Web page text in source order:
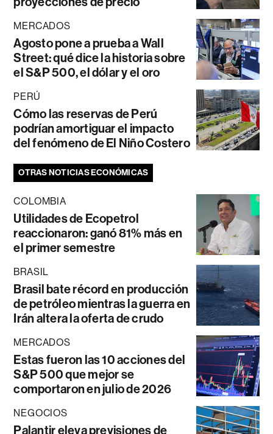
MERCADOS
Agosto pone a prueba a Wall
Street: qué dice la historia sobre
el S&P 500, el dólar y el oro
PERÚ
Cómo las reservas de Perú
podrían amortiguar el impacto
del fenómeno de El Niño Costero
OTRAS NOTICIAS ECONÓMICAS
COLOMBIA
Utilidades de Ecopetrol
reaccionaron: ganó 81% más en
el primer semestre
BRASIL
Brasil bate récord en producción
de petróleo mientras la guerra en
Irán altera la oferta de crudo
MERCADOS
Estas fueron las 10 acciones del
S&P 500 que mejor se
comportaron en julio de 2026
NEGOCIOS
Palantir eleva previsiones de